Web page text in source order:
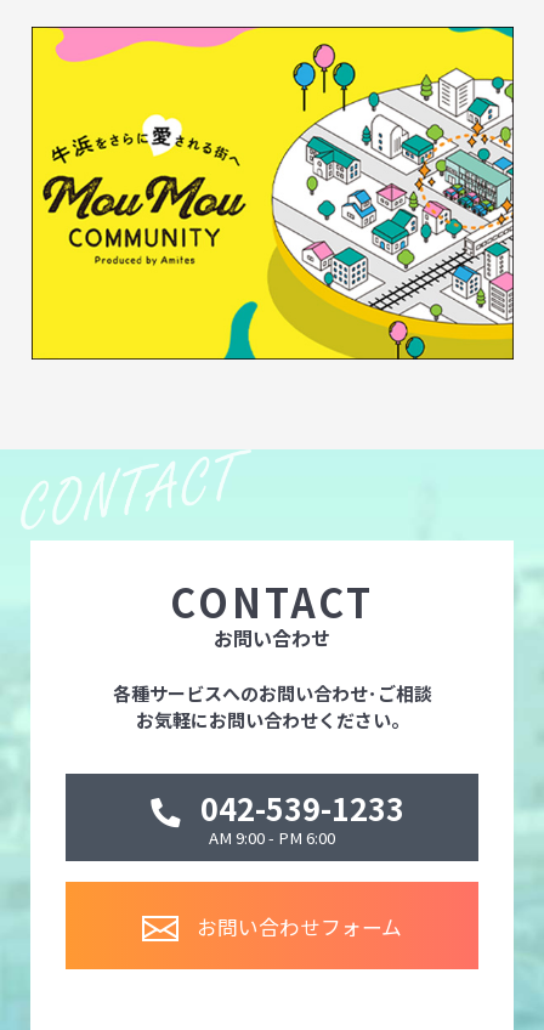
CONTACT
お問い合わせ
各種サービスへのお問い合わせ･ご相談
お気軽にお問い合わせください。
042-539-1233
AM 9:00 - PM 6:00
お問い合わせフォーム